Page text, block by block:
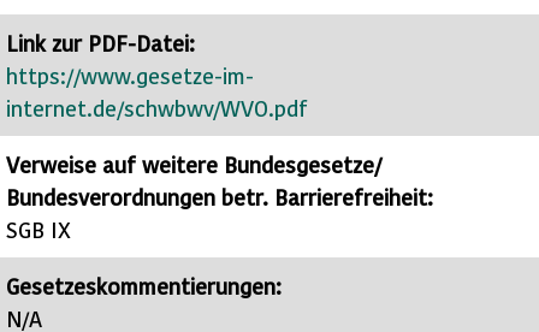
Link zur PDF-Datei:
https://www.gesetze-im-
internet.de/schwbwv/WVO.pdf
Verweise auf weitere Bundesgesetze/
Bundesverordnungen betr. Barrierefreiheit:
SGB IX
Gesetzeskommentierungen:
N/A